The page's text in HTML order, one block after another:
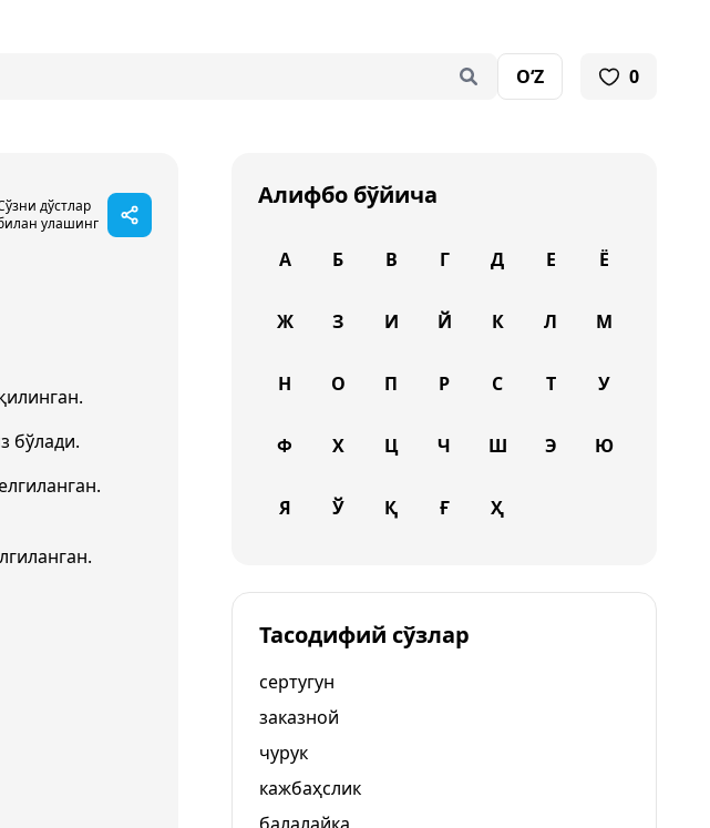
O‘Z 0
дўстлар
улашинг
бўлади.
Алифбо бўйича
А Б В Г Д Е Ё
Ж З И Й К Л М
Н О П Р С Т У
Ф Х Ц Ч Ш Э Ю
Я Ў Қ Ғ Ҳ
Тасодифий сўзлар
сертугун
заказной
чурук
кажбаҳслик